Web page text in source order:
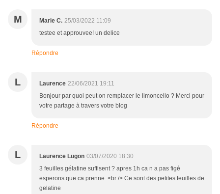
M Marie C. 25/03/2022 11:09
testee et approuvee! un delice
Répondre
L Laurence 22/06/2021 19:11
Bonjour par quoi peut on remplacer le limoncello ? Merci pour
votre partage à travers votre blog
Répondre
L Laurence Lugon 03/07/2020 18:30
3 feuilles gélatine suffisent ? apres 1h ca n a pas figé
esperons que ca prenne .<br /> Ce sont des petites feuilles de
gelatine